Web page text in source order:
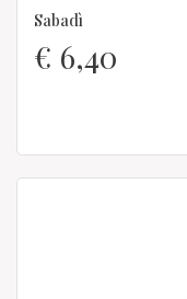
Sabadì
€ 6,40